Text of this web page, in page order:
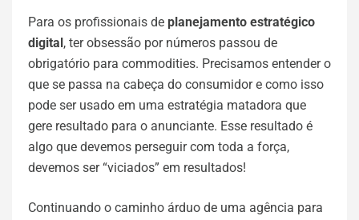
Para os profissionais de planejamento estratégico
digital, ter obsessão por números passou de
obrigatório para commodities. Precisamos entender o
que se passa na cabeça do consumidor e como isso
pode ser usado em uma estratégia matadora que
gere resultado para o anunciante. Esse resultado é
algo que devemos perseguir com toda a força,
devemos ser “viciados” em resultados!
Continuando o caminho árduo de uma agência para